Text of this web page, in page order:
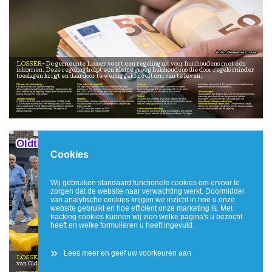
LOSSER
De gemeente Losser voert een regeling uit voor huishoudens met één
inkomen. Deze regeling helpt een kleine groep huishoudens die door regels minder
toeslagen krijgt en daardoor te weinig geld heeft om van te leven.
Elk jaar een vast bedrag
Het gaat om de Wet tijdelijke regeling
alleenverdienersproblematiek (Wtrap). Huishoudens die
recht hebben op de regeling, krijgen (met terugwerkende
kracht) elk jaar een vast bedrag.
Tijdelijke regeling
In 2025 is dit 1.000 euro per huishouden. In 2026 is dit
1.100 euro per huishouden. Het bedrag voor 2027 wordt
later vastgesteld. Vanaf 2028 wordt dit probleem landelijk
opgelost via de inkomstenbelasting. De regeling is
daarom tijdelijk.
Voor wie is de regeling?
De regeling is bedoeld voor huishoudens met twee
partners en één inkomen. Eén partner heeft inkomen via
het UWV, de SVB of een (private) uitkering. De andere
partner heeft geen of weinig inkomen.
Mogelijk
Huishoudens komen mogelijk in aanmerking als het netto
maandinkomen inclusief vakantiegeld en zorgtoeslag
lager was dan:
2.172,07 euro per maand in 2025
2.248,13 euro per maand in 2026
Toch niet
In sommige situaties krijgen inwoners toch geen
tegemoetkoming. Dit kan bijvoorbeeld zo zijn als er
kinderen van 27 jaar of ouder in huis wonen.
Twijfel?
Inwoners die twijfelen of zij recht hebben op deze
regeling, worden geadviseerd eerst contact op te nemen
met het Toegangsteam via 053-5377400.
Automatische uitbetaling
Het gaat om een kleine groep huishoudens. De meeste
hiervan zijn al bekend bij de Belastingdienst. Zij krijgen
het bedrag automatisch. De gemeente ontvangt hiervoor
gegevens van de Belastingdienst.
Zelf aanvragen
Huishoudens die denken dat zij tot de doelgroep behoren,
maar nog geen bericht van de gemeente hebben
ontvangen, kunnen zelf een aanvraag doen via
www.losser.nl/tegemoetkoming-
alleenverdienersproblematiek. De gemeente vraagt
alleen een aanvraag in te dienen als de situatie voldoet
aan de voorwaarden van de regeling.
Gemeente Losser
Oldtimers en foodtrucks bij "Op Losse(r) Wielen'
LOSSER
van Oldtimers & Foodtruckfestival Op Losse(r) Wielen.
Cookies
Wij gebruiken standaard functionele cookies om ervoor te
zorgen dat de website naar verwachting werkt. Doormiddel
van analytische cookies krijgen we inzicht in hoe u onze
website gebruikt en hoe efficiënt onze marketing is. Met
tracking cookies kunnen wij zien welke pagina's u bezocht
heeft en welke formulieren u heeft ingevuld.
» Lees meer en geef uw voorkeuren aan